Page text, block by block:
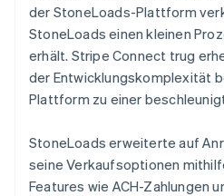
der StoneLoads-Plattform
StoneLoads einen kleinen
erhält. Stripe Connect trug
der Entwicklungskomplexität
Plattform zu einer
StoneLoads erweiterte auf
seine Verkaufsoptionen
Features wie ACH-Zahlungen